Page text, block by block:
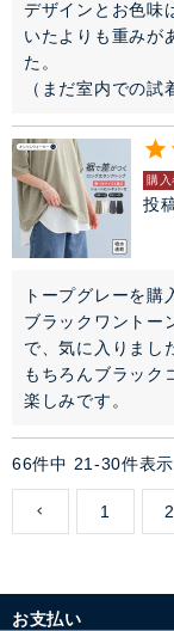
デザインとお色味
いたよりも重みが
た。
（まだ室内での試
購入
投
トープグレーを購
ブラックワントー
で、気に入りまし
もちろんブラック
楽しみです。
66件中 21 -30件表示
1 2
お支払い